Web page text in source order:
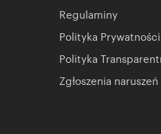
Regulaminy
Polityka Prywatności
Polityka
Zgłoszenia